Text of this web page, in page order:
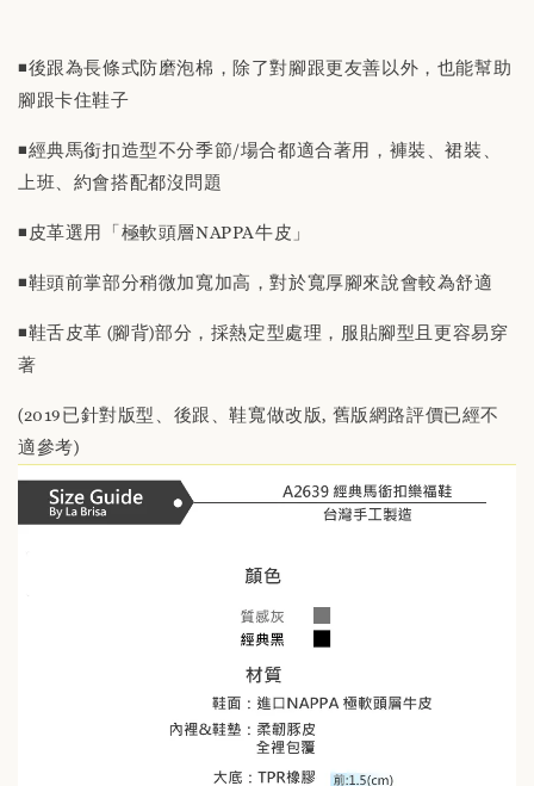
說明」
NT$ 190
NT$ 230
- +
◾️後跟為長條式防磨泡棉，除了對腳跟更友善以外，也能幫助
腳跟卡住鞋子
◾️經典馬銜扣造型不分季節/場合都適合著用，褲裝、裙裝、
上班、約會搭配都沒問題
◾️皮革選用「極軟頭層NAPPA牛皮」
◾️鞋頭前掌部分稍微加寬加高，對於寬厚腳來說會較為舒適
◾️鞋舌皮革 (腳背)部分，採熱定型處理，服貼腳型且更容易穿
著
(2019已針對版型、後跟、鞋寬做改版, 舊版網路評價已經不
適參考)